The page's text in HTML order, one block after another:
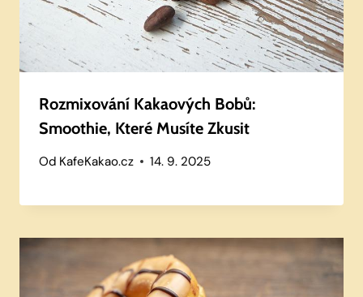
Rozmixování Kakaových Bobů:
Smoothie, Které Musíte Zkusit
Od KafeKakao.cz 14. 9. 2025